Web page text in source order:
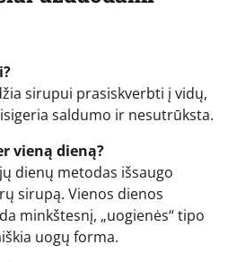
sirupui prasiskverbti į vidų,
saldumo ir nesutrūksta.
vieną dieną?
dienų metodas išsaugo
sirupą. Vienos dienos
minkštesnį, „uogienės“ tipo
uogų forma.